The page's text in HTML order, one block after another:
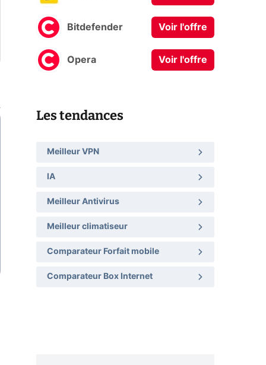
Bitdefender Voir l'offre
Opera Voir l'offre
Les tendances
Meilleur VPN
IA
Meilleur Antivirus
Meilleur climatiseur
Comparateur Forfait mobile
Comparateur Box Internet